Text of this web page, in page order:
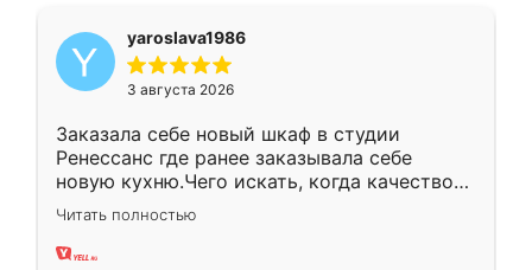
yaroslava1986
3 августа 2026
Заказала себе новый шкаф в студии
Ренессанс где ранее заказывала себе
новую кухню.Чего искать, когда качеством
вполне довольна. Служит кухня уже почти
два года, нареканий нет.
Читать полностью